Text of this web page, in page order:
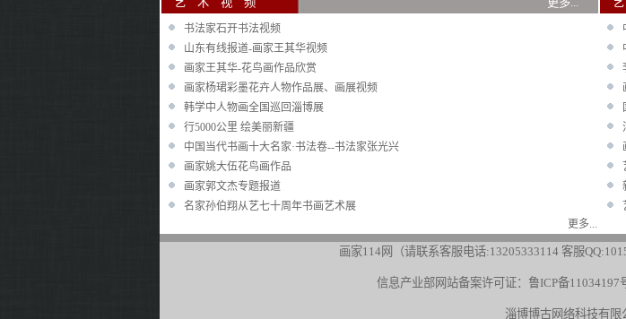
书法家石开书法视频
山东有线报道-画家王其华视频
画家王其华-花鸟画作品欣赏
画家杨珺彩墨花卉人物作品展、画展视频
韩学中人物画全国巡回淄博展
行5000公里 绘美丽新疆
中国当代书画十大名家·书法卷--书法家张光兴
画家姚大伍花鸟画作品
画家郭文杰专题报道
名家孙伯翔从艺七十周年书画艺术展
更多...
画家114网（请联系客服电话:13205333114 客服
信息产业部网站备案许可证： 鲁ICP备11034197
淄博博古网络科技有限